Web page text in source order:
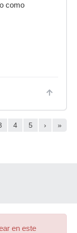
como
4 5 › »
en este